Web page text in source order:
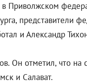
Приволжском
представители
и Александр
Он отметил, что
и Салават.